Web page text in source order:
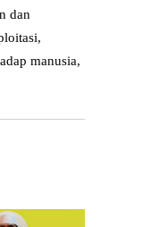
dan
manusia,